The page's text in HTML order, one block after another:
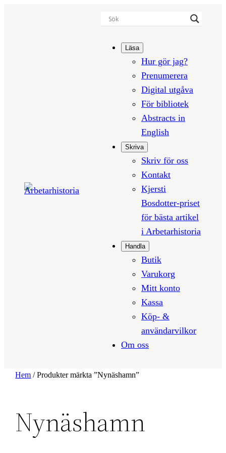
Läsa
Hur gör jag?
Prenumerera
Digital utgåva
För bibliotek
Abstracts in
English
Skriva
Skriv för oss
Kontakt
Kjersti
Bosdotter-priset
för bästa artikel
i Arbetarhistoria
Handla
Butik
Varukorg
Mitt konto
Kassa
Köp- &
användarvilkor
Om oss
Hem / Produkter märkta ”Nynäshamn”
Nynäshamn